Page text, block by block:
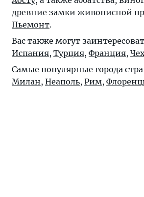
древние замки живописной
Пьемонт.
Вас также могут
Испания, Турция, Франция,
Самые популярные города
Милан, Неаполь, Рим,